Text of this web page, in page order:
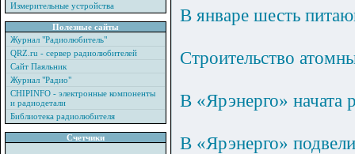
Измерительные устройства
Полезные сайты
Журнал "Радиолюбитель"
QRZ.ru - сервер радиолюбителей
Сайт Паяльник
Журнал "Радио"
CHIPINFO - электронные компоненты
и радиодетали
Библиотека радиолюбителя
Счетчики
В январе шесть
Строительство
В «Ярэнерго» начата
В «Ярэнерго»